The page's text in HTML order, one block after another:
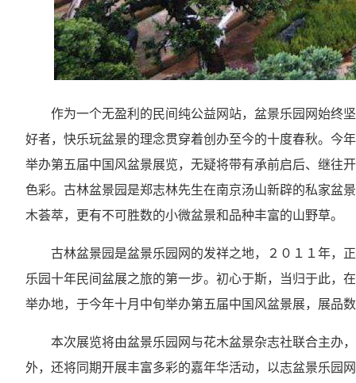
作为一个无盈利的民间纯公益网站，盆景乐园网始终
好者，快乐玩盆景的理念贯穿着创办至今的十度春秋。今
举办第五届中国风盆景展览，无疑将带有承前启后、继往
色彩。古林盆景园是郑志林先生在南京汤山新辟的私家盆
木荟萃，更有不可胜数的小微盆景和品种丰富的山野草。
古林盆景园是盆景乐园网的发祥之地，２０１１年，
乐园十年民间盆展之旅的第一步。初心于斯，当归于此，
举办地，于今年十月中旬举办第五届中国风盆景展，展品
本次展览将由盆景乐园网与花木盆景杂志社联合主办
外，还将同期开展丰富多彩的嘉年华活动，以志盆景乐园